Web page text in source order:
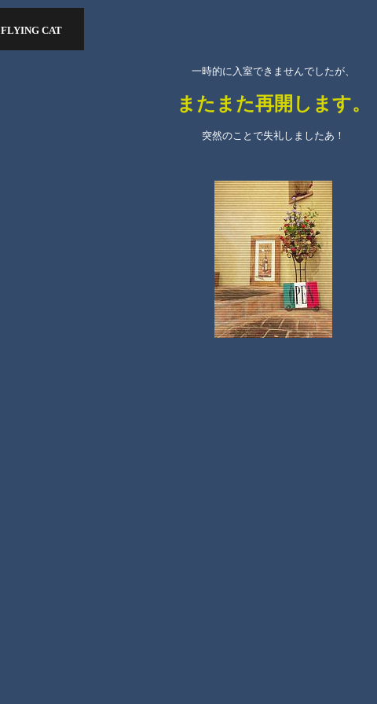
FLYING CAT
一時的に入室できませんでしたが、
またまた再開します。
突然のことで失礼しましたあ！